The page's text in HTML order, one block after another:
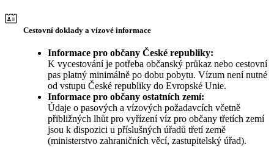
Cestovní doklady a vízové informace
Informace pro občany České republiky:
K vycestování je potřeba občanský průkaz nebo cestovní
pas platný minimálně po dobu pobytu. Vízum není nutné
od vstupu České republiky do Evropské Unie.
Informace pro občany ostatních zemí:
Údaje o pasových a vízových požadavcích včetně
přibližných lhůt pro vyřízení víz pro občany třetích zemí
jsou k dispozici u příslušných úřadů třetí země
(ministerstvo zahraničních věcí, zastupitelský úřad).